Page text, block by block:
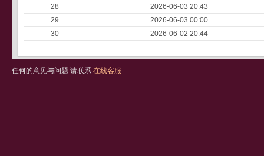
28
2026-06-03 20:43
29
2026-06-03 00:00
30
2026-06-02 20:44
任何的意见与问题 请联系 在线客服